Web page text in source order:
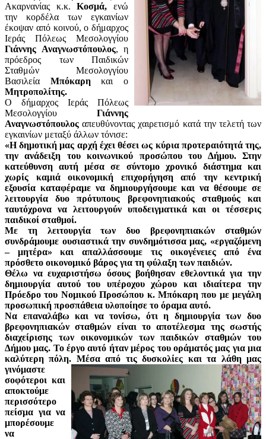
Ακαρνανίας κ.κ.Κοσμά, ενώ
την κορδέλα των εγκαινίων
έκοψαν από κοινού, ο δήμαρχος
Ιεράς Πόλεως Μεσολογγίου
Γιάννης Αναγνωστόπουλος, η
πρόεδρος των Παιδικών
Σταθμών Μεσολογγίου
Βασιλεία Μπόκαρηκαι ο
Μητροπολίτης.
Ο δήμαρχος Ιεράς Πόλεως
Μεσολογγίου Γιάννης
Αναγνωστόπουλος απευθύνοντας χαιρετισμό κατά την τελετή των
εγκαινίων μεταξύ άλλων τόνισε:
«Η δημοτική μας αρχή έχει θέσει ως κύρια προτεραιότητά της,
την ανάδειξη του κοινωνικού προσώπου του Δήμου. Στην
κατεύθυνση αυτή μέσα σε σύντομο χρονικό διάστημα και
χωρίς καμιά οικονομική επιχορήγηση από την κεντρική
εξουσία καταφέραμε να δημιουργήσουμε και να θέσουμε σε
λειτουργία δυο πρότυπους βρεφονηπιακούς σταθμούς και
ταυτόχρονα να λειτουργούν υποδειγματικά και οι τέσσερις
παιδικοί σταθμοί.
Με τη λειτουργία των δυο βρεφονηπιακών σταθμών
συνδράμουμε ουσιαστικά την συνδημότισσα μας, «εργαζόμενη
– μητέρα» και απαλλάσσουμε τις οικογένειες από ένα
πρόσθετο οικονομικό βάρος για τη φύλαξη των παιδιών.
Θέλω να ευχαριστήσω όσους βοήθησαν εθελοντικά για την
δημιουργία αυτού του υπέροχου χώρου και ιδιαίτερα την
Πρόεδρο του Νομικού Προσώπου κ. Μπόκαρη που με μεγάλη
προσωπική προσπάθεια υλοποίησε το όραμα αυτό.
Να επαναλάβω και να τονίσω, ότι η δημιουργία των δυο
βρεφονηπιακών σταθμών είναι το αποτέλεσμα της σωστής
διαχείρισης των οικονομικών των παιδικών σταθμών του
Δήμου μας. Το έργο αυτό ήταν μέρος του οράματός μας για μια
καλύτερη πόλη. Μέσα από τις δυσκολίες και τα λάθη μας
γινόμαστε
σοφότεροι και
αποκτούμε
περισσότερο
πείσμα για να
μπορέσουμε
να